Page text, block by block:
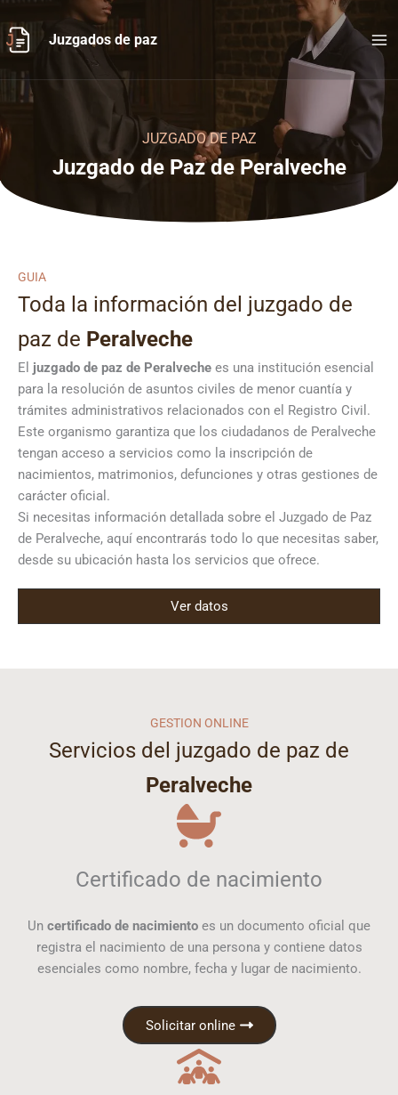
al
contenido
Juzgados de paz
JUZGADO DE PAZ
Juzgado de Paz de Peralveche
GUIA
Toda la información del juzgado de
paz de Peralveche
El juzgado de paz de Peralveche es una institución esencial
para la resolución de asuntos civiles de menor cuantía y
trámites administrativos relacionados con el Registro Civil.
Este organismo garantiza que los ciudadanos de Peralveche
tengan acceso a servicios como la inscripción de
nacimientos, matrimonios, defunciones y otras gestiones de
carácter oficial.
Si necesitas información detallada sobre el Juzgado de Paz
de Peralveche, aquí encontrarás todo lo que necesitas saber,
desde su ubicación hasta los servicios que ofrece.
Ver datos
GESTION ONLINE
Servicios del juzgado de paz de
Peralveche
Certificado de nacimiento
Un certificado de nacimiento es un documento oficial que
registra el nacimiento de una persona y contiene datos
esenciales como nombre, fecha y lugar de nacimiento.
Solicitar online